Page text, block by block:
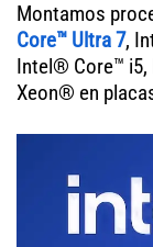
Montamos
Core™ Ultra 7,
Intel® Core™
Xeon® en